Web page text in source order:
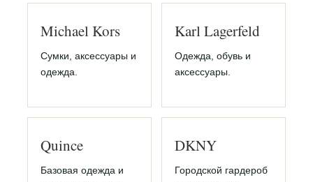
Michael Kors
Сумки, аксессуары и
одежда.
Karl Lagerfeld
Одежда, обувь и
аксессуары.
Quince
Базовая одежда и
DKNY
Городской гардероб